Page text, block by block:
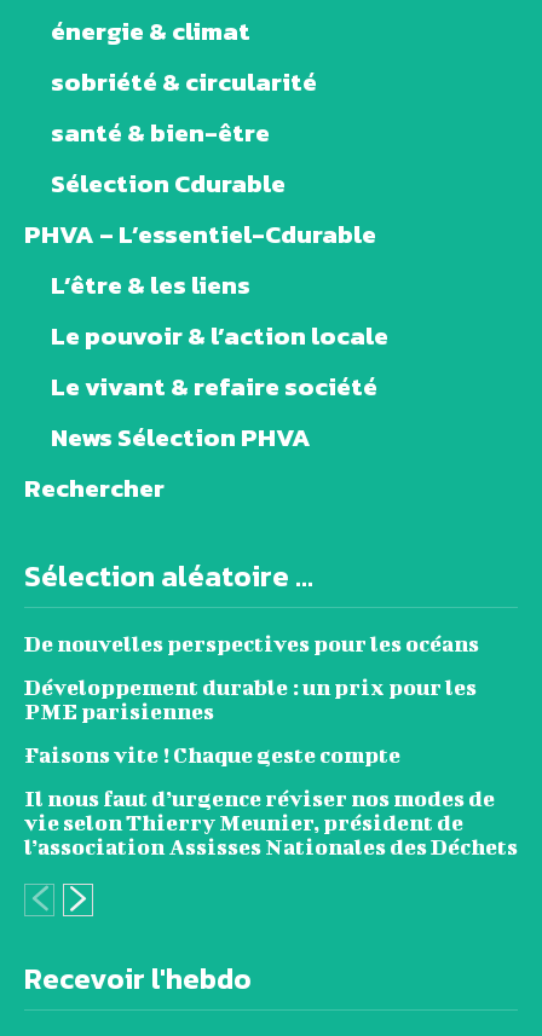
énergie & climat
sobriété & circularité
santé & bien-être
Sélection Cdurable
PHVA – L’essentiel-Cdurable
L’être & les liens
Le pouvoir & l’action locale
Le vivant & refaire société
News Sélection PHVA
Rechercher
Sélection aléatoire ...
De nouvelles perspectives pour les océans
Développement durable : un prix pour les
PME parisiennes
Faisons vite ! Chaque geste compte
Il nous faut d’urgence réviser nos modes de
vie selon Thierry Meunier, président de
l’association Assisses Nationales des Déchets
Recevoir l'hebdo